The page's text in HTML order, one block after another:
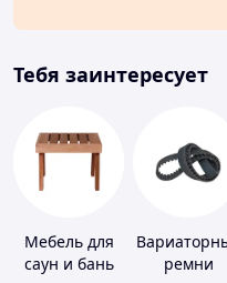
Тебя заинтересует
Мебель для
саун и бань
ремни